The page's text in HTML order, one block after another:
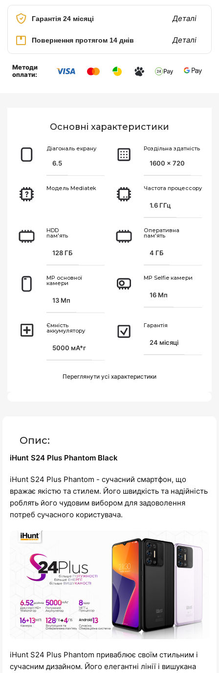
Гарантія 24 місяці Деталі
Повернення протягом 14 днів Деталі
Методи
оплати:
Основнi характеристики
Діагональ екрану
6.5
Роздільна здатність
1600 x 720
Модель Mediatek Частота процессору
1.6 ГГц
HDD
пам'ять
128 ГБ
Оперативна
пам'ять
4 ГБ
MP основної
камери
13 Мп
MP Selfie камери
16 Мп
Ємність
аккумулятору
5000 мА*г
Гарантія
24 місяці
Переглянути усi характеристики
Опис:
iHunt S24 Plus Phantom Black
iHunt S24 Plus Phantom - сучасний смартфон, що
вражає якістю та стилем. Його швидкість та надійність
роблять його чудовим вибором для задоволення
потреб сучасного користувача.
iHunt S24 Plus Phantom приваблює своїм стильним і
сучасним дизайном. Його елегантні лінії і вишукана